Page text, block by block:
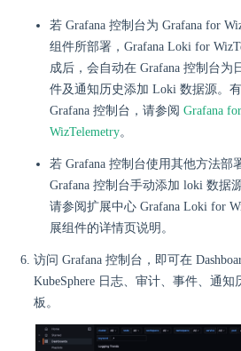
若 Grafana 控制台为 Grafana for
组件所部署，Grafana Loki for
成后，会自动在 Grafana 控制台为
件及通知历史添加 Loki 数据源。
Grafana 控制台，请参阅 Grafana for
WizTelemetry。
若 Grafana 控制台使用其他方法部
Grafana 控制台手动添加 loki 数据
请参阅扩展中心 Grafana Loki for
展组件的详情页说明。
访问 Grafana 控制台，即可在
KubeSphere 日志、审计、事件、通知
板。